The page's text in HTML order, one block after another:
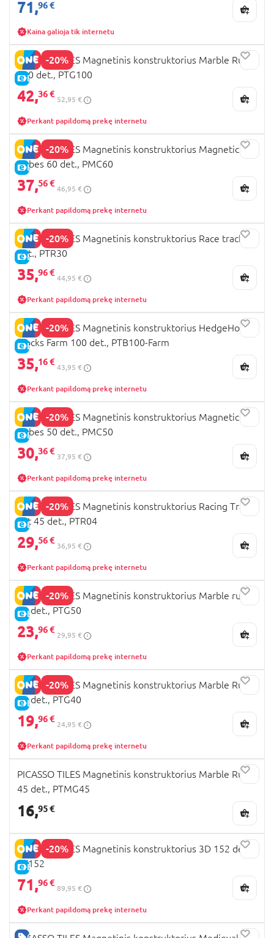
71,96 €
Kaina galioja tik internetu
-20%
E-KAINA
PICASSO TILES Magnetinis konstruktorius Marble Run
100 det., PTG100
42,36 €
52,95 €
Perkant papildomą prekę internetu
-20%
E-KAINA
PICASSO TILES Magnetinis konstruktorius Magnetic
Cubes 60 det., PMC60
37,56 €
46,95 €
Perkant papildomą prekę internetu
-20%
E-KAINA
PICASSO TILES Magnetinis konstruktorius Race track 30
det., PTR30
35,96 €
44,95 €
Perkant papildomą prekę internetu
-20%
E-KAINA
PICASSO TILES Magnetinis konstruktorius HedgeHog
blocks Farm 100 det., PTB100-Farm
35,16 €
43,95 €
Perkant papildomą prekę internetu
-20%
E-KAINA
PICASSO TILES Magnetinis konstruktorius Magnetic
Cubes 50 det., PMC50
30,36 €
37,95 €
Perkant papildomą prekę internetu
-20%
E-KAINA
PICASSO TILES Magnetinis konstruktorius Racing Track
Set 45 det., PTR04
29,56 €
36,95 €
Perkant papildomą prekę internetu
-20%
E-KAINA
PICASSO TILES Magnetinis konstruktorius Marble run
50 det., PTG50
23,96 €
29,95 €
Perkant papildomą prekę internetu
-20%
E-KAINA
PICASSO TILES Magnetinis konstruktorius Marble Run
40 det., PTG40
19,96 €
24,95 €
Perkant papildomą prekę internetu
PICASSO TILES Magnetinis konstruktorius Marble Run
45 det., PTMG45
16,95 €
-20%
E-KAINA
PICASSO TILES Magnetinis konstruktorius 3D 152 det.,
PT152
71,96 €
89,95 €
Perkant papildomą prekę internetu